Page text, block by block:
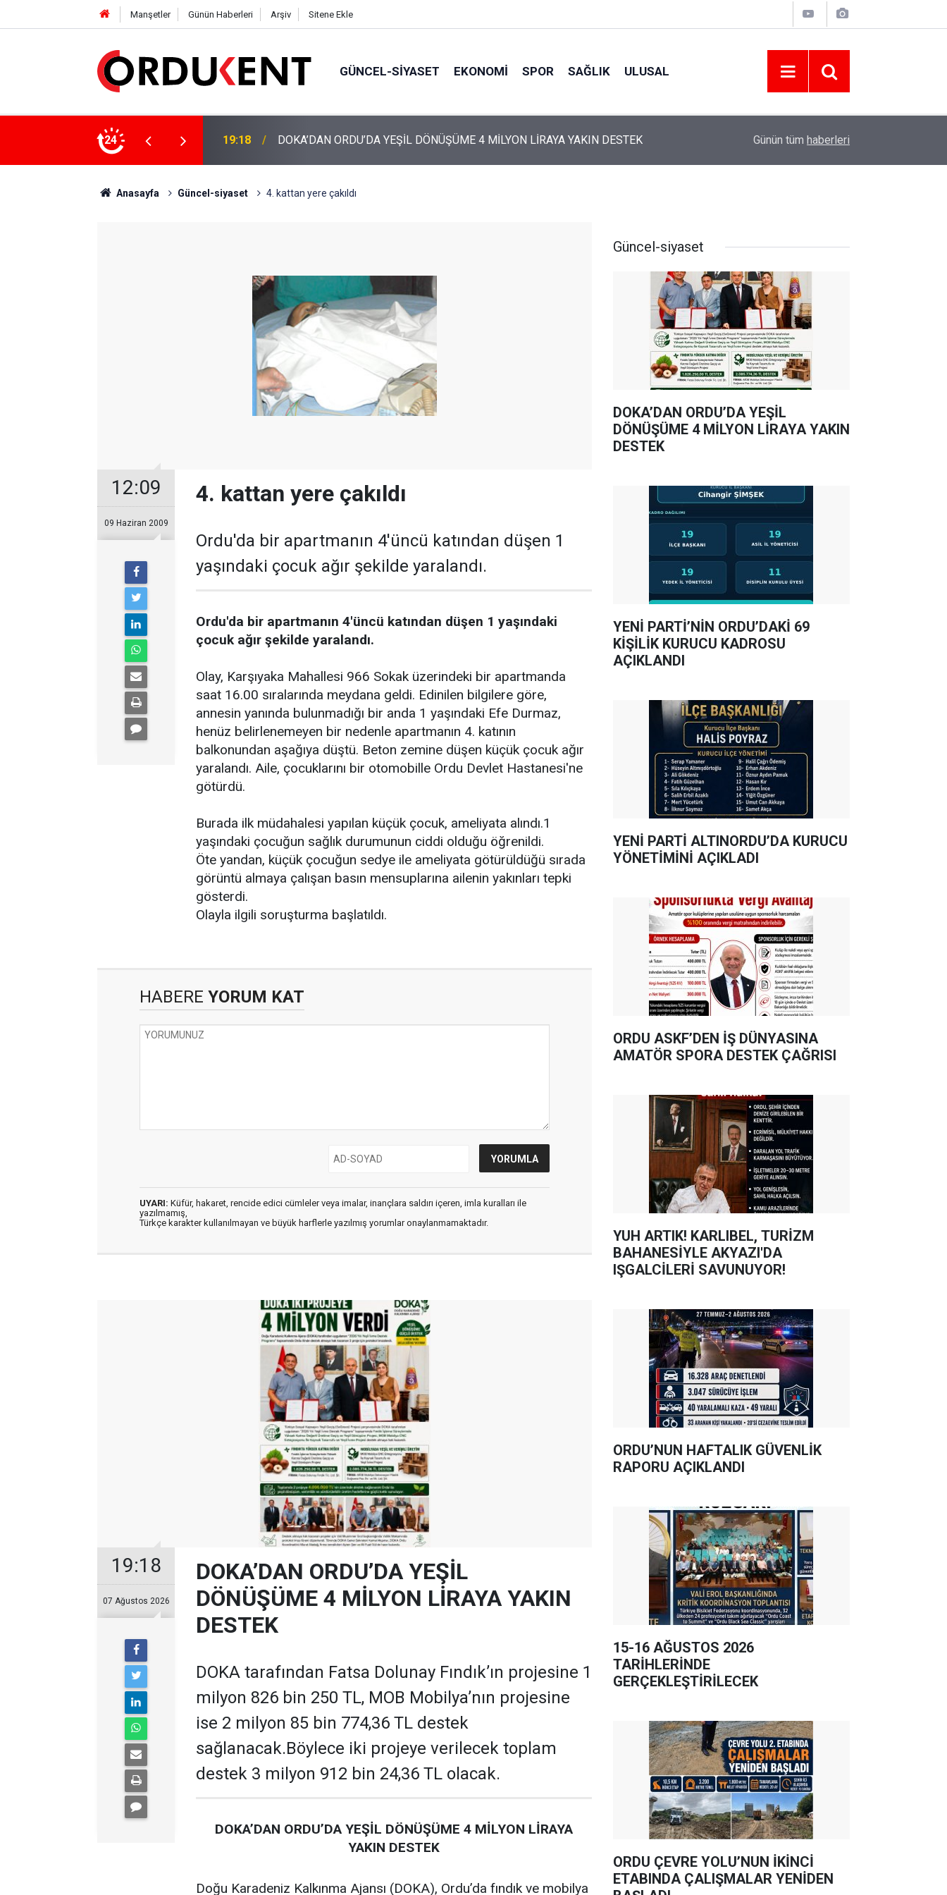
Manşetler Günün Haberleri Arşiv Sitene Ekle
GÜNCEL-SIYASET EKONOMI SPOR SAĞLIK ULUSAL
24
4 MİLYON LİRAYA YAKIN DESTEK 12:46 YENİ PARTİ’NİN ORDU’DAKİ 69 KİŞİLİK KURUCU KADROSU AÇIKLANDI YENİ PARTİ ALTINORDU’DA KURUCU
Günün tüm haberleri
Anasayfa Güncel-siyaset 4. kattan yere çakıldı
12:09
09 Haziran 2009
4. kattan yere çakıldı
Ordu'da bir apartmanın 4'üncü katından düşen 1
yaşındaki çocuk ağır şekilde yaralandı.
Ordu'da bir apartmanın 4'üncü katından düşen 1 yaşındaki
çocuk ağır şekilde yaralandı.
Olay, Karşıyaka Mahallesi 966 Sokak üzerindeki bir apartmanda
saat 16.00 sıralarında meydana geldi. Edinilen bilgilere göre,
annesin yanında bulunmadığı bir anda 1 yaşındaki Efe Durmaz,
henüz belirlenemeyen bir nedenle apartmanın 4. katının
balkonundan aşağıya düştü. Beton zemine düşen küçük çocuk ağır
yaralandı. Aile, çocuklarını bir otomobille Ordu Devlet Hastanesi'ne
götürdü.
Burada ilk müdahalesi yapılan küçük çocuk, ameliyata alındı.1
yaşındaki çocuğun sağlık durumunun ciddi olduğu öğrenildi.
Öte yandan, küçük çocuğun sedye ile ameliyata götürüldüğü sırada
görüntü almaya çalışan basın mensuplarına ailenin yakınları tepki
gösterdi.
Olayla ilgili soruşturma başlatıldı.
HABERE YORUM KAT
UYARI: Küfür, hakaret, rencide edici cümleler veya imalar, inançlara saldırı içeren, imla kuralları ile
yazılmamış,
Türkçe karakter kullanılmayan ve büyük harflerle yazılmış yorumlar onaylanmamaktadır.
19:18
07 Ağustos 2026
DOKA’DAN ORDU’DA YEŞİL
DÖNÜŞÜME 4 MİLYON LİRAYA YAKIN
DESTEK
DOKA tarafından Fatsa Dolunay Fındık’ın projesine 1
milyon 826 bin 250 TL, MOB Mobilya’nın projesine
ise 2 milyon 85 bin 774,36 TL destek
sağlanacak.Böylece iki projeye verilecek toplam
destek 3 milyon 912 bin 24,36 TL olacak.
DOKA’DAN ORDU’DA YEŞİL DÖNÜŞÜME 4 MİLYON LİRAYA
YAKIN DESTEK
Doğu Karadeniz Kalkınma Ajansı (DOKA), Ordu’da fındık ve mobilya
Güncel-siyaset
DOKA’DAN ORDU’DA YEŞİL
DÖNÜŞÜME 4 MİLYON LİRAYA YAKIN
DESTEK
YENİ PARTİ’NİN ORDU’DAKİ 69
KİŞİLİK KURUCU KADROSU
AÇIKLANDI
YENİ PARTİ ALTINORDU’DA KURUCU
YÖNETİMİNİ AÇIKLADI
ORDU ASKF’DEN İŞ DÜNYASINA
AMATÖR SPORA DESTEK ÇAĞRISI
YUH ARTIK! KARLIBEL, TURİZM
BAHANESİYLE AKYAZI'DA
IŞGALCİLERİ SAVUNUYOR!
ORDU’NUN HAFTALIK GÜVENLİK
RAPORU AÇIKLANDI
15-16 AĞUSTOS 2026
TARİHLERİNDE
GERÇEKLEŞTİRİLECEK
ORDU ÇEVRE YOLU’NUN İKİNCİ
ETABINDA ÇALIŞMALAR YENİDEN